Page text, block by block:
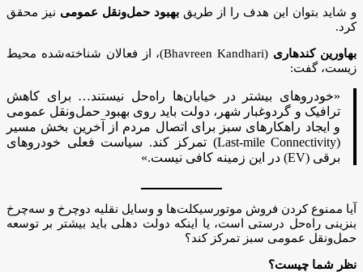
و شاید بتوان این هدف را از طریق بهبود حمل‌ونقل عمومی نیز محقق
کرد.
بهاورین کندهاری
(Bhavreen Kandhari)، از فعالان شناخته‌شده محیط
زیست، گفت:
«خودروهای بیشتر در خیابان‌ها راه‌حل نیستند… برای کاهش
ترافیک و گردوغبار شهر، دولت باید روی بهبود حمل‌ونقل عمومی
و ایجاد راهکارهای سبز برای اتصال مردم از آخرین بخش مسیر
(Last-mile Connectivity) تمرکز کند. سیاست فعلی خودروهای
برقی (EV) در این زمینه کافی نیست.»
آیا ممنوع کردن فروش موتورسیکلت‌ها و وسایل نقلیه دوچرخ و سه‌چرخ
بنزینی راه‌حل درستی است، یا اینکه دولت دهلی باید بیشتر بر توسعه
حمل‌ونقل عمومی سبز تمرکز کند؟
نظر شما چیست؟